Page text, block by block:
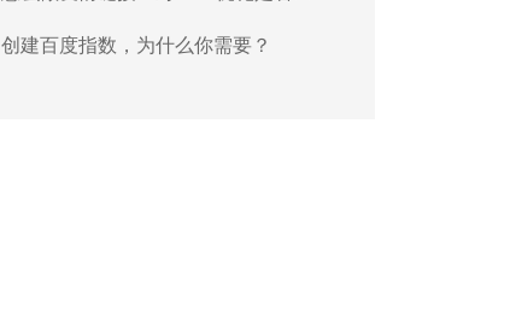
创建百度指数，为什么你需要？